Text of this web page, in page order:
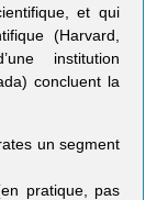
et qui
(Harvard,
institution
concluent la
un segment
pratique, pas